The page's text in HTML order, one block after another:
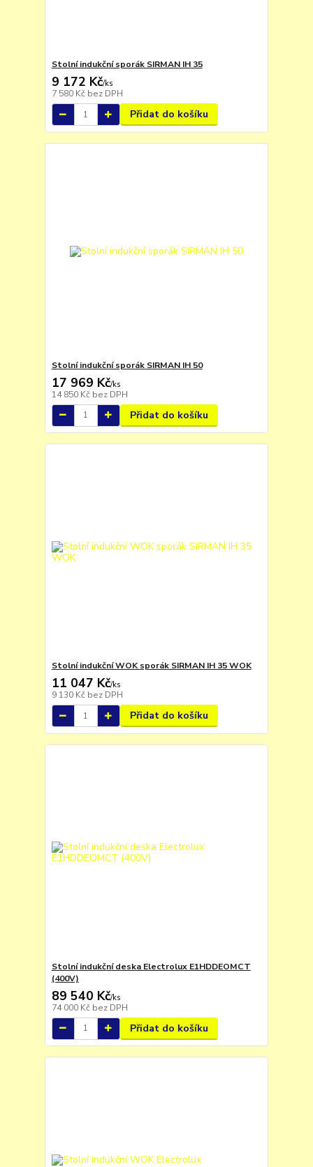
Stolní indukční sporák SIRMAN IH 35
9 172 Kč/ks
7 580 Kč bez DPH
Přidat do košíku
Stolní indukční sporák SIRMAN IH 50
17 969 Kč/ks
14 850 Kč bez DPH
Přidat do košíku
Stolní indukční WOK sporák SIRMAN IH 35 WOK
11 047 Kč/ks
9 130 Kč bez DPH
Přidat do košíku
Stolní indukční deska Electrolux E1HDDEOMCT
(400V)
89 540 Kč/ks
74 000 Kč bez DPH
Přidat do košíku